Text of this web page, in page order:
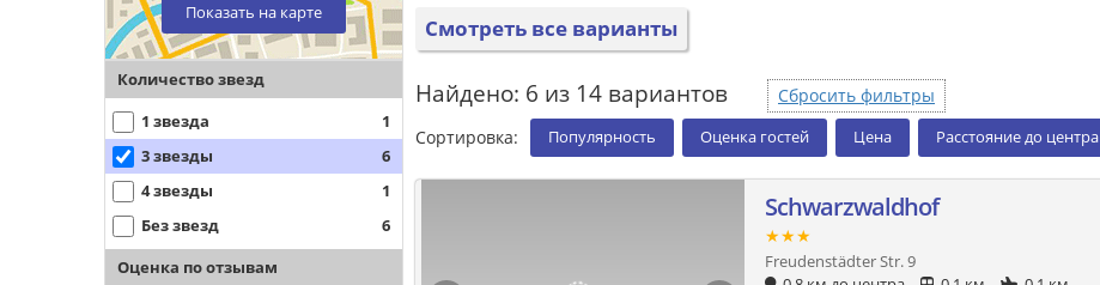
Показать на карте
Количество звезд
1 звезда
1
3 звезды
6
4 звезды
1
Без звезд
6
Оценка по отзывам
Смотреть все варианты
Найдено: 6 из 14 вариантов
Сбросить фильтры
Сортировка:
Популярность Оценка гостей Цена Расстояние до центра
Schwarzwaldhof
★★★
Freudenstädter Str. 9